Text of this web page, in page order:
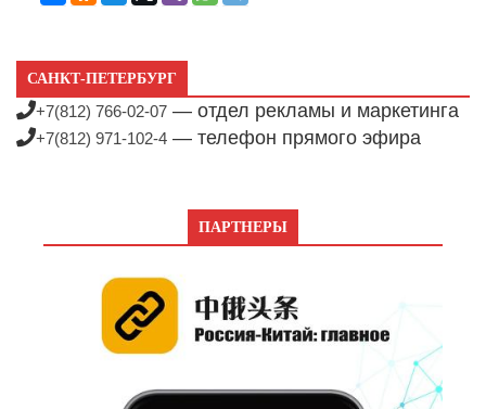
САНКТ-ПЕТЕРБУРГ
+7(812) 766-02-07 — отдел рекламы и маркетинга
+7(812) 971-102-4 — телефон прямого эфира
ПАРТНЕРЫ